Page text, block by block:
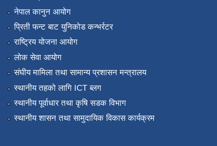
नेपाल कानुन आयोग
प्रिती फन्ट बाट युनिकोड कन्भर्रटर
राष्ट्रिय योजना आयोग
लोक सेवा आयोग
संघीय मामिला तथा सामान्य प्रशासन मन्त्रालय
स्थानीय तहको लागि ICT ब्लग
स्थानीय पूर्वाधार तथा कृषि सडक विभाग
स्थानीय शासन तथा सामुदायिक विकास कार्यक्रम